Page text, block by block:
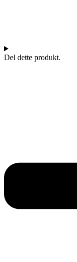
Del dette produkt.